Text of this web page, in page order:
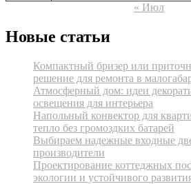
« Июл
Новые статьи
Компактный бризер или
решение для ремонта в
Атмосферный дом: идеи
освещения для интерьера
Напольный конвектор для
тепло без громоздких батарей
Выбираем надежные входные
производители
Проектирование коттеджных
экологии и устойчивого